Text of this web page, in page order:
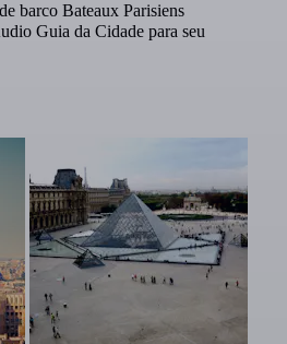
barco Bateaux Parisiens
Guia da Cidade para seu